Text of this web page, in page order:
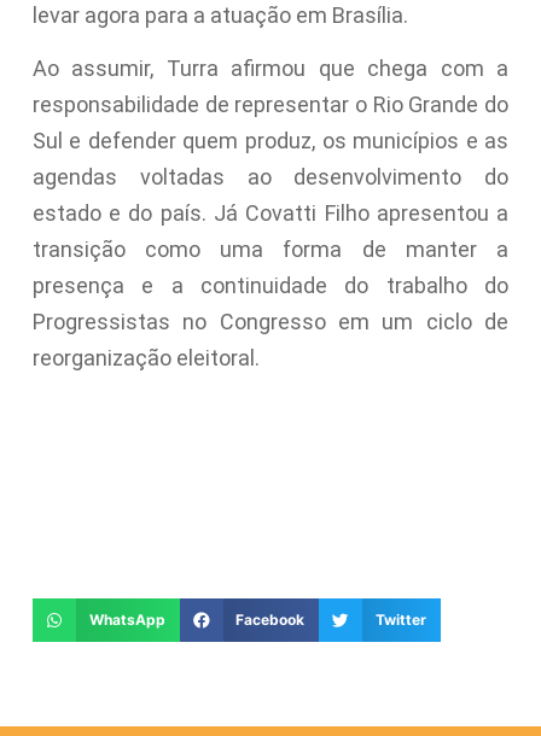
levar agora para a atuação em Brasília.
Ao assumir, Turra afirmou que chega com a
responsabilidade de representar o Rio Grande do
Sul e defender quem produz, os municípios e as
agendas voltadas ao desenvolvimento do
estado e do país. Já Covatti Filho apresentou a
transição como uma forma de manter a
presença e a continuidade do trabalho do
Progressistas no Congresso em um ciclo de
reorganização eleitoral.
WhatsApp Facebook Twitter